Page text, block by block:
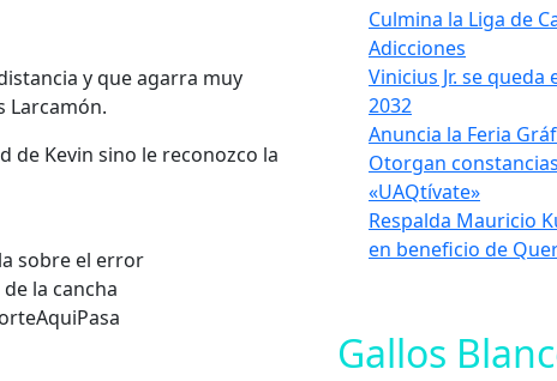
y que agarra muy
Larcamón.
de Kevin sino le reconozco la
sobre el error
la cancha
Culmina la Liga de
Adicciones
Vinicius Jr. se
2032
Anuncia la Feria
Otorgan
«UAQtívate»
Respalda Mauricio
en beneficio de
Gallos